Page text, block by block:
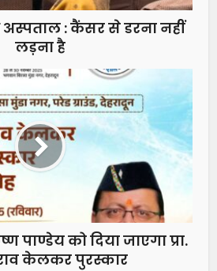
अस्पताल : कैंसर से डरना नहीं
लड़ना है
पाण्डेय को दिया जाएगा प्रा.
केलकर पुरस्कार